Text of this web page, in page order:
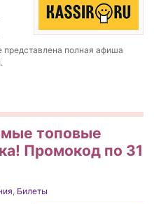
полная афиша
топовые
Промокод по 31
, Билеты